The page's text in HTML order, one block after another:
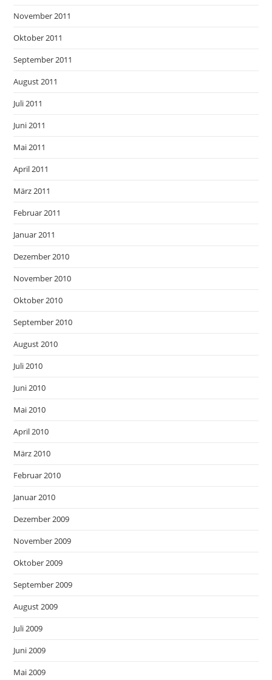
November 2011
Oktober 2011
September 2011
August 2011
Juli 2011
Juni 2011
Mai 2011
April 2011
März 2011
Februar 2011
Januar 2011
Dezember 2010
November 2010
Oktober 2010
September 2010
August 2010
Juli 2010
Juni 2010
Mai 2010
April 2010
März 2010
Februar 2010
Januar 2010
Dezember 2009
November 2009
Oktober 2009
September 2009
August 2009
Juli 2009
Juni 2009
Mai 2009